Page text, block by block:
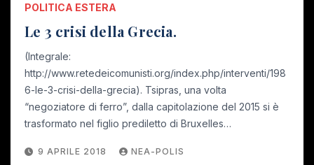
POLITICA ESTERA
Le 3 crisi della Grecia.
(Integrale:
http://www.retedeicomunisti.org/index.php/interventi/198
6-le-3-crisi-della-grecia). Tsipras, una volta
“negoziatore di ferro”, dalla capitolazione del 2015 si è
trasformato nel figlio prediletto di Bruxelles…
9 APRILE 2018 NEA-POLIS